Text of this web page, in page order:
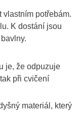
vlastním potřebám.
K dostání jsou
je, že odpuzuje
při cvičení
materiál, který